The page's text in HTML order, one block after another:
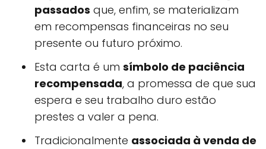
passados que, enfim, se materializam
em recompensas financeiras no seu
presente ou futuro próximo.
Esta carta é um símbolo de paciência
recompensada, a promessa de que sua
espera e seu trabalho duro estão
prestes a valer a pena.
Tradicionalmente associada à venda de